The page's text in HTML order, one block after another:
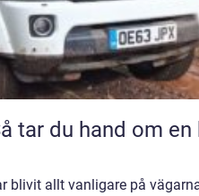
tar du hand om en
blivit allt vanligare på